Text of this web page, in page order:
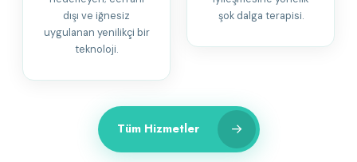
dışı ve iğnesiz
uygulanan yenilikçi bir
teknoloji.
şok dalga terapisi.
Tüm Hizmetler →